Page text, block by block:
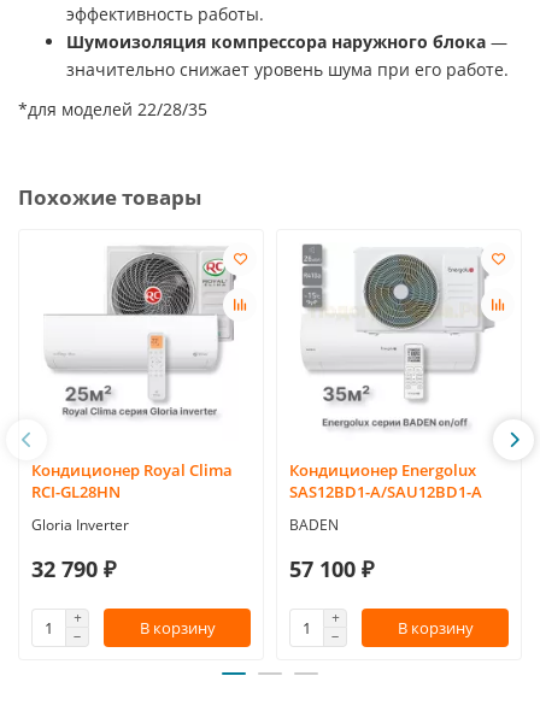
эффективность работы.
Шумоизоляция компрессора наружного блока —
значительно снижает уровень шума при его работе.
*для моделей 22/28/35
Похожие товары
Кондиционер Royal Clima
RCI-GL28HN
Gloria Inverter
32 790 ₽
В корзину
Кондиционер Energolux
SAS12BD1-A/SAU12BD1-A
BADEN
57 100 ₽
В корзину